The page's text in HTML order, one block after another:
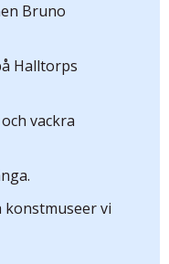
Bruno
Halltorps
vackra
konstmuseer vi